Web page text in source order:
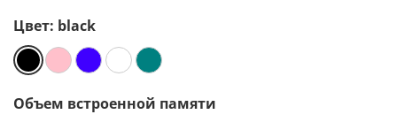
Цвет: black
Объем встроенной памяти